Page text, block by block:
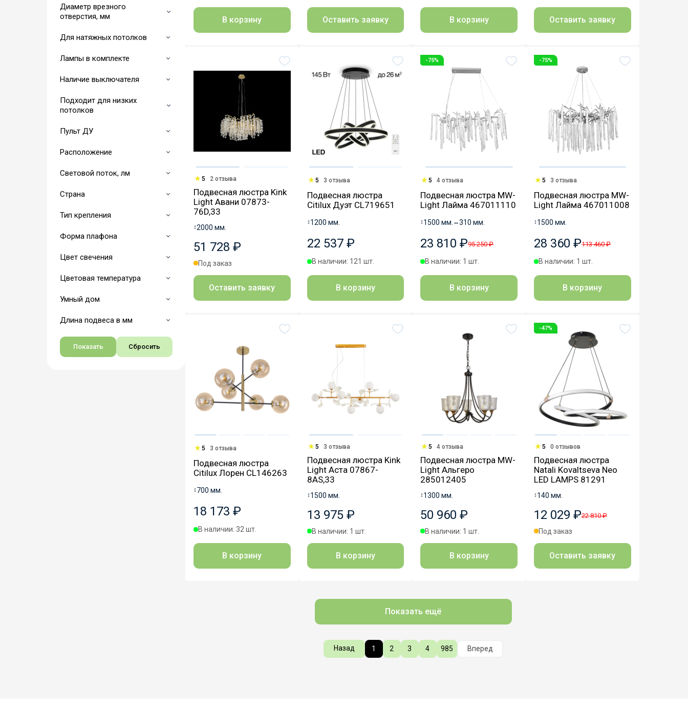
Диаметр врезного
отверстия, мм
Для натяжных потолков
Лампы в комплекте
Наличие выключателя
Подходит для низких
потолков
Пульт ДУ
Расположение
Световой поток, лм
Страна
Тип крепления
Форма плафона
Цвет свечения
Цветовая температура
Умный дом
Длина подвеса в мм
В корзину Оставить заявку В корзину Оставить заявку
5 2 отзыва
Подвесная люстра Kink
Light Авани 07873-
76D,33
↕2000 мм.
51 728 ₽
Под заказ
Оставить заявку
5 3 отзыва
Подвесная люстра
Citilux Дуэт CL719651
↕1200 мм.
22 537 ₽
В наличии: 121 шт.
В корзину
-75%
5 4 отзыва
Подвесная люстра MW-
Light Лайма 467011110
↕1500 мм. ↔310 мм.
23 810 ₽95 250 ₽
В наличии: 1 шт.
В корзину
-75%
5 3 отзыва
Подвесная люстра MW-
Light Лайма 467011008
↕1500 мм.
28 360 ₽113 460 ₽
В наличии: 1 шт.
В корзину
5 3 отзыва
Подвесная люстра
Citilux Лорен CL146263
↕700 мм.
18 173 ₽
В наличии: 32 шт.
В корзину
5 3 отзыва
Подвесная люстра Kink
Light Аста 07867-
8AS,33
↕1500 мм.
13 975 ₽
В наличии: 1 шт.
В корзину
5 4 отзыва
Подвесная люстра MW-
Light Альгеро
285012405
↕1300 мм.
50 960 ₽
В наличии: 1 шт.
В корзину
-47%
5 0 отзывов
Подвесная люстра
Natali Kovaltseva Neo
LED LAMPS 81291
↕140 мм.
12 029 ₽22 810 ₽
Под заказ
Оставить заявку
Показать ещё
Назад 1 2 3 4 985 Вперед